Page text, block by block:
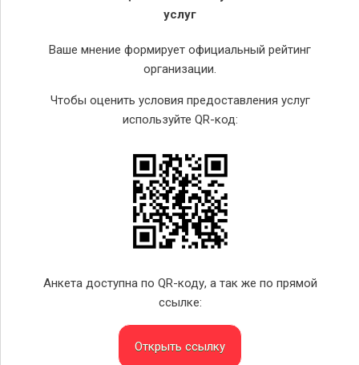
услуг
Ваше мнение формирует официальный рейтинг
организации.
Чтобы оценить условия предоставления услуг
используйте QR-код:
Анкета доступна по QR-коду, а так же по прямой
ссылке:
Открыть ссылку